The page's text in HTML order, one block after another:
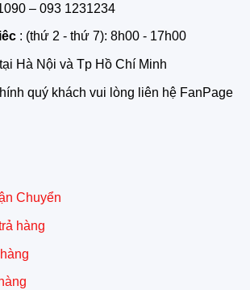
– 093 1231234
: (thứ 2 - thứ 7): 8h00 - 17h00
Hà Nội và Tp Hồ Chí Minh
quý khách vui lòng liên hệ FanPage
Chuyển
hàng